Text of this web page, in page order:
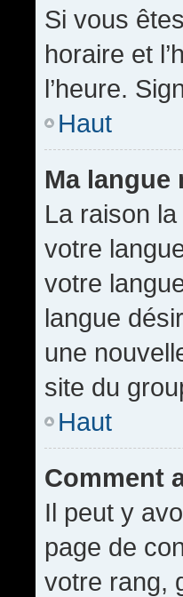
Si vous
horaire et
l’heure.
Haut
Ma langue
La raison
votre
votre
langue
une
site du
Haut
Comment
Il peut y
page de
votre rang,